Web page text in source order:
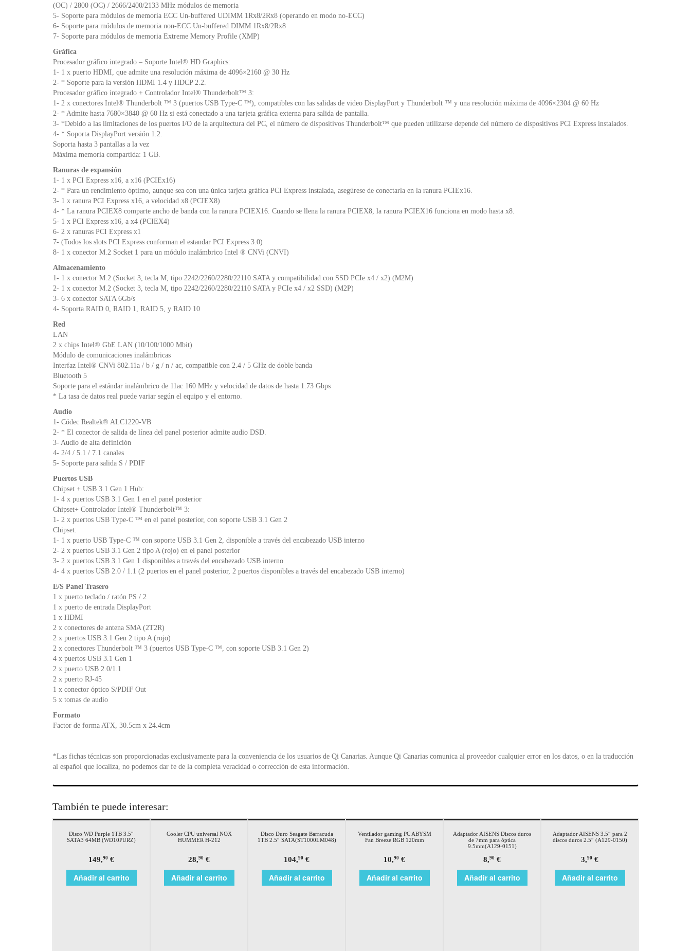
(OC) / 2800 (OC) / 2666/2400/2133 MHz módulos de memoria
5- Soporte para módulos de memoria ECC Un-buffered UDIMM 1Rx8/2Rx8 (operando en modo no-ECC)
6- Soporte para módulos de memoria non-ECC Un-buffered DIMM 1Rx8/2Rx8
7- Soporte para módulos de memoria Extreme Memory Profile (XMP)
Gráfica
Procesador gráfico integrado – Soporte Intel® HD Graphics:
1- 1 x puerto HDMI, que admite una resolución máxima de 4096×2160 @ 30 Hz
2- * Soporte para la versión HDMI 1.4 y HDCP 2.2.
Procesador gráfico integrado + Controlador Intel® Thunderbolt™ 3:
1- 2 x conectores Intel® Thunderbolt ™ 3 (puertos USB Type-C ™), compatibles con las salidas de video DisplayPort y Thunderbolt ™ y una resolución máxima de 4096×2304 @ 60 Hz
2- * Admite hasta 7680×3840 @ 60 Hz si está conectado a una tarjeta gráfica externa para salida de pantalla.
3- *Debido a las limitaciones de los puertos I/O de la arquitectura del PC, el número de dispositivos Thunderbolt™ que pueden utilizarse depende del número de dispositivos PCI Express instalados.
4- * Soporta DisplayPort versión 1.2.
Soporta hasta 3 pantallas a la vez
Máxima memoria compartida: 1 GB.
Ranuras de expansión
1- 1 x PCI Express x16, a x16 (PCIEx16)
2- * Para un rendimiento óptimo, aunque sea con una única tarjeta gráfica PCI Express instalada, asegúrese de conectarla en la ranura PCIEx16.
3- 1 x ranura PCI Express x16, a velocidad x8 (PCIEX8)
4- * La ranura PCIEX8 comparte ancho de banda con la ranura PCIEX16. Cuando se llena la ranura PCIEX8, la ranura PCIEX16 funciona en modo hasta x8.
5- 1 x PCI Express x16, a x4 (PCIEX4)
6- 2 x ranuras PCI Express x1
7- (Todos los slots PCI Express conforman el estandar PCI Express 3.0)
8- 1 x conector M.2 Socket 1 para un módulo inalámbrico Intel ® CNVi (CNVI)
Almacenamiento
1- 1 x conector M.2 (Socket 3, tecla M, tipo 2242/2260/2280/22110 SATA y compatibilidad con SSD PCIe x4 / x2) (M2M)
2- 1 x conector M.2 (Socket 3, tecla M, tipo 2242/2260/2280/22110 SATA y PCIe x4 / x2 SSD) (M2P)
3- 6 x conector SATA 6Gb/s
4- Soporta RAID 0, RAID 1, RAID 5, y RAID 10
Red
LAN
2 x chips Intel® GbE LAN (10/100/1000 Mbit)
Módulo de comunicaciones inalámbricas
Interfaz Intel® CNVi 802.11a / b / g / n / ac, compatible con 2.4 / 5 GHz de doble banda
Bluetooth 5
Soporte para el estándar inalámbrico de 11ac 160 MHz y velocidad de datos de hasta 1.73 Gbps
* La tasa de datos real puede variar según el equipo y el entorno.
Audio
1- Códec Realtek® ALC1220-VB
2- * El conector de salida de línea del panel posterior admite audio DSD.
3- Audio de alta definición
4- 2/4 / 5.1 / 7.1 canales
5- Soporte para salida S / PDIF
Puertos USB
Chipset + USB 3.1 Gen 1 Hub:
1- 4 x puertos USB 3.1 Gen 1 en el panel posterior
Chipset+ Controlador Intel® Thunderbolt™ 3:
1- 2 x puertos USB Type-C ™ en el panel posterior, con soporte USB 3.1 Gen 2
Chipset:
1- 1 x puerto USB Type-C ™ con soporte USB 3.1 Gen 2, disponible a través del encabezado USB interno
2- 2 x puertos USB 3.1 Gen 2 tipo A (rojo) en el panel posterior
3- 2 x puertos USB 3.1 Gen 1 disponibles a través del encabezado USB interno
4- 4 x puertos USB 2.0 / 1.1 (2 puertos en el panel posterior, 2 puertos disponibles a través del encabezado USB interno)
E/S Panel Trasero
1 x puerto teclado / ratón PS / 2
1 x puerto de entrada DisplayPort
1 x HDMI
2 x conectores de antena SMA (2T2R)
2 x puertos USB 3.1 Gen 2 tipo A (rojo)
2 x conectores Thunderbolt ™ 3 (puertos USB Type-C ™, con soporte USB 3.1 Gen 2)
4 x puertos USB 3.1 Gen 1
2 x puerto USB 2.0/1.1
2 x puerto RJ-45
1 x conector óptico S/PDIF Out
5 x tomas de audio
Formato
Factor de forma ATX, 30.5cm x 24.4cm
*Las fichas técnicas son proporcionadas exclusivamente para la conveniencia de los usuarios de Qi Canarias. Aunque Qi Canarias comunica al proveedor cualquier error en los datos, o en la traducción
al español que localiza, no podemos dar fe de la completa veracidad o corrección de esta información.
También te puede interesar:
Disco WD Purple 1TB 3.5″
SATA3 64MB (WD10PURZ)
149,90 €
Añadir al carrito
Cooler CPU universal NOX
HUMMER H-212
28,90 €
Añadir al carrito
Disco Duro Seagate Barracuda
1TB 2.5″ SATA(ST1000LM048)
104,90 €
Añadir al carrito
Ventilador gaming PC ABYSM
Fan Breeze RGB 120mm
10,90 €
Añadir al carrito
Adaptador AISENS Discos duros
de 7mm para óptica
9.5mm(A129-0151)
8,90 €
Añadir al carrito
Adaptador AISENS 3.5″ para 2
discos duros 2.5″ (A129-0150)
3,90 €
Añadir al carrito